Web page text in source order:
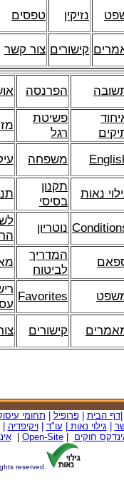
טפסים נזיקין
צור קשר קישורים
הפרנסה
פשיטת
רגל
משפחה
תקנון
בסיסי
נאות
נוטריון
המדריך
לביטוח
Favorites
קישורים
דף הבית פרופיל תחומי
|
גילוי נאות עו"ד |ויקיפדיה
| Open-Site| חוקים
reserved.